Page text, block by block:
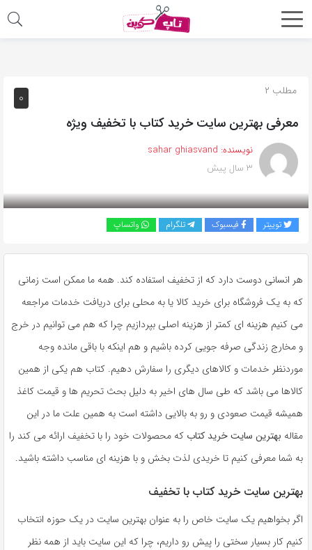
اشتراک
از
روش‌های
زیر
می‌توانید
این
صفحه
با
دوستان
خود
بگذارید.
لینک
۰ مطلب ۲
معرفی بهترین سایت خرید کتاب با تخفیف ویژه
نویسنده: sahar ghiasvand
۳ سال پیش
توییتر فیسبوک تلگرام واتساپ
هر انسانی دوست دارد که از تخفیف استفاده کند. همه ما ممکن است زمانی
که به یک فروشگاه برای خرید کالا یا به محلی برای دریافت خدمات مراجعه
می کنیم هزینه ای کمتر از هزینه اصلی بپردازیم چرا که هم می توانیم در خرج
و مخارج زندگی صرفه جویی کرده باشیم و هم اینکه با باقی مانده وجه
موردنظر خدمات و کالاهای دیگری را سفارش دهیم. کتاب هم یکی از همین
کالاها می باشد که طی سال های اخیر به دلیل بحث تحریم ها و قیمت کاغذ
همیشه قیمت صعودی و رو به بالایی داشته است به همین علت ما در این
مقاله بهترین سایت خرید کتاب که محصولات خود را با تخفیف ارائه می کند را
به شما معرفی کنیم تا خریدی لذت بخش و با هزینه ای مناسب داشته باشید.
بهترین سایت خرید کتاب با تخفیف
اگر بخواهیم یک سایت خاص را به عنوان بهترین سایت در یک حوزه انتخاب
کنیم کار بسیار سختی را پیش رو داریم، چرا که این سایت باید از همه نظر